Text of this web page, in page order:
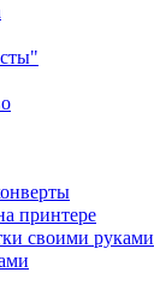
принтере
своими руками